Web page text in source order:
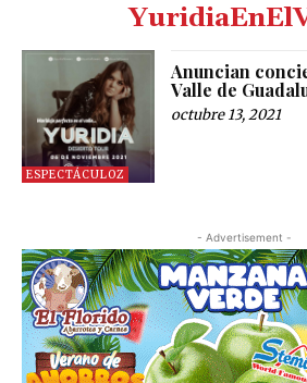
ESPECTÁCULOZ
Anuncian
Valle de
octubre 13, 2021
- Advertisement -